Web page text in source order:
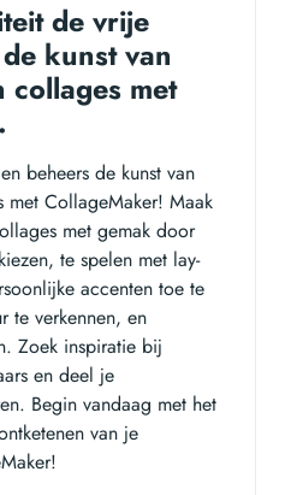
de vrije
kunst van
collages met
beheers de kunst van
met CollageMaker! Maak
met gemak door
te spelen met lay-
accenten toe te
te verkennen, en
Zoek inspiratie bij
en deel je
Begin vandaag met het
van je